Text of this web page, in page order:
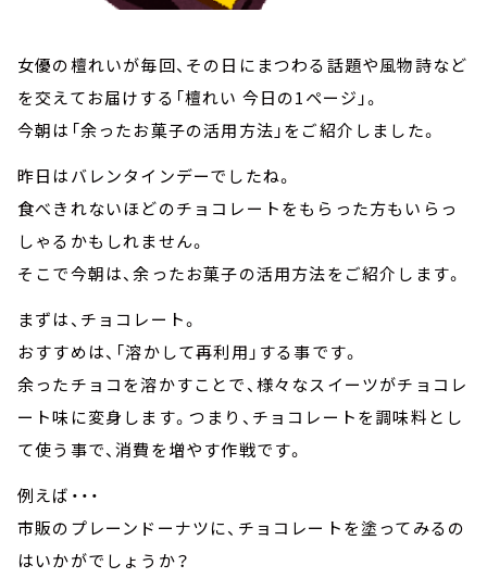
女優の檀れいが毎回、その日にまつわる話題や風物詩など
を交えてお届けする「檀れい 今日の1ページ」。
今朝は「余ったお菓子の活用方法」をご紹介しました。
昨日はバレンタインデーでしたね。
食べきれないほどのチョコレートをもらった方もいらっ
しゃるかもしれません。
そこで今朝は、余ったお菓子の活用方法をご紹介します。
まずは、チョコレート。
おすすめは、「溶かして再利用」する事です。
余ったチョコを溶かすことで、様々なスイーツがチョコレ
ート味に変身します。つまり、チョコレートを調味料とし
て使う事で、消費を増やす作戦です。
例えば・・・
市販のプレーンドーナツに、チョコレートを塗ってみるの
はいかがでしょうか？